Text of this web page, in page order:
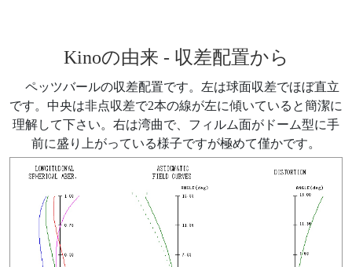
Kinoの由来 - 収差配置から
ペッツバールの収差配置です。左は球面収差でほぼ直立
です。中央は非点収差で2本の線が左に傾いていると簡潔に
理解して下さい。右は湾曲で、フィルム面がドーム型に手
前に盛り上がっている様子ですが極めて僅かです。